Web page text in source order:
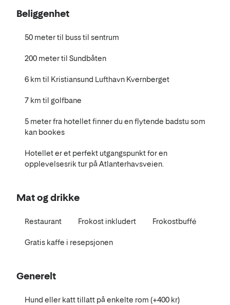
Beliggenhet
50 meter til buss til sentrum
200 meter til Sundbåten
6 km til Kristiansund Lufthavn Kvernberget
7 km til golfbane
5 meter fra hotellet finner du en flytende badstu som
kan bookes
Hotellet er et perfekt utgangspunkt for en
opplevelsesrik tur på Atlanterhavsveien.
Mat og drikke
Restaurant Frokost inkludert Frokostbuffé
Gratis kaffe i resepsjonen
Generelt
Hund eller katt tillatt på enkelte rom (+400 kr)